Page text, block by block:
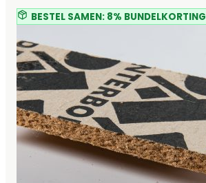
BESTEL SAMEN: 8% BUNDELKORTING